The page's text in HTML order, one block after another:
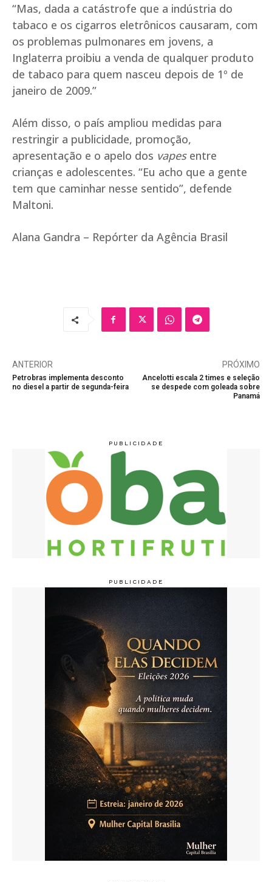
“Mas, dada a catástrofe que a indústria do
tabaco e os cigarros eletrônicos causaram, com
os problemas pulmonares em jovens, a
Inglaterra proibiu a venda de qualquer produto
de tabaco para quem nasceu depois de 1º de
janeiro de 2009.”
Além disso, o país ampliou medidas para
restringir a publicidade, promoção,
apresentação e o apelo dos vapesentre
crianças e adolescentes. “Eu acho que a gente
tem que caminhar nesse sentido”, defende
Maltoni.
Alana Gandra – Repórter da Agência Brasil
ANTERIOR
Petrobras implementa desconto
no diesel a partir de segunda-feira
PRÓXIMO
Ancelotti escala 2 times e seleção
se despede com goleada sobre
Panamá